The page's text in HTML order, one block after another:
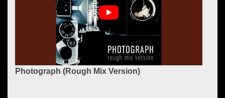
Photograph (Rough Mix Version)